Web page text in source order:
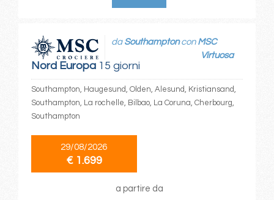
Nord Europa15 giorni
da Southamptoncon MSC
Virtuosa
Southampton, Haugesund, Olden, Alesund, Kristiansand,
Southampton, La rochelle, Bilbao, La Coruna, Cherbourg,
Southampton
29/08/2026
€ 1.699
a partire da